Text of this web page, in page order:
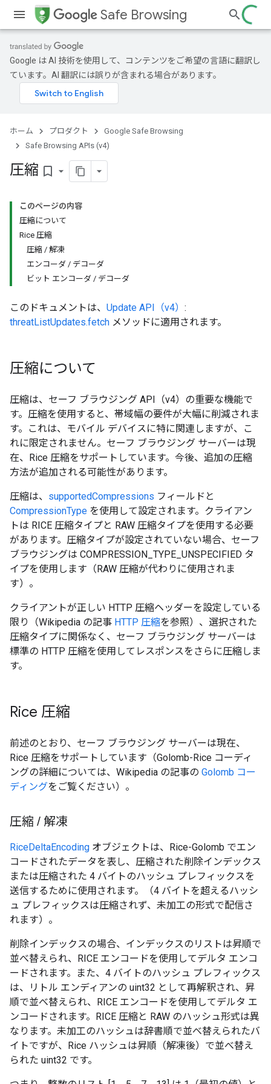
Safe Browsing
Google は AI 技術を使用して、コンテンツをご希望の言語に翻訳し
ています。AI 翻訳には誤りが含まれる場合があります。
ホーム プロダクト
Google Safe Browsing
Safe Browsing APIs (v4)
圧縮 bookmark_border
このページの内容
圧縮について
Rice 圧縮
圧縮 / 解凍
エンコーダ / デコーダ
ビット エンコーダ / デコーダ
このドキュメントは、 Update API（v4） :
threatListUpdates.fetch メソッドに適用されます。
圧縮について
圧縮は、セーフ ブラウジング API（v4）の重要な機能で
す。圧縮を使用すると、帯域幅の要件が大幅に削減されま
す。これは、モバイル デバイスに特に関連しますが、こ
れに限定されません。セーフ ブラウジング サーバーは現
在、Rice 圧縮をサポートしています。今後、追加の圧縮
方法が追加される可能性があります。
圧縮は、 supportedCompressions フィールドと
CompressionType を使用して設定されます。クライアン
トは RICE 圧縮タイプと RAW 圧縮タイプを使用する必要
があります。圧縮タイプが設定されていない場合、セーフ
ブラウジングは COMPRESSION_TYPE_UNSPECIFIED タ
イプを使用します（RAW 圧縮が代わりに使用されま
す）。
クライアントが正しい HTTP 圧縮ヘッダーを設定している
限り（Wikipedia の記事 HTTP 圧縮を参照）、選択された
圧縮タイプに関係なく、セーフ ブラウジング サーバーは
標準の HTTP 圧縮を使用してレスポンスをさらに圧縮しま
す。
Rice 圧縮
前述のとおり、セーフ ブラウジング サーバーは現在、
Rice 圧縮をサポートしています（Golomb-Rice コーディ
ングの詳細については、Wikipedia の記事の Golomb コー
ディングをご覧ください）。
圧縮 / 解凍
RiceDeltaEncoding オブジェクトは、Rice-Golomb でエン
コードされたデータを表し、圧縮された削除インデックス
または圧縮された 4 バイトのハッシュ プレフィックスを
送信するために使用されます。（4 バイトを超えるハッシ
ュ プレフィックスは圧縮されず、未加工の形式で配信さ
れます）。
削除インデックスの場合、インデックスのリストは昇順で
並べ替えられ、RICE エンコードを使用してデルタ エンコ
ードされます。また、4 バイトのハッシュ プレフィックス
は、リトル エンディアンの uint32 として再解釈され、昇
順で並べ替えられ、RICE エンコードを使用してデルタ エ
ンコードされます。RICE 圧縮と RAW のハッシュ形式は異
なります。未加工のハッシュは辞書順で並べ替えられたバ
イトですが、Rice ハッシュは昇順（解凍後）で並べ替え
られた uint32 です。